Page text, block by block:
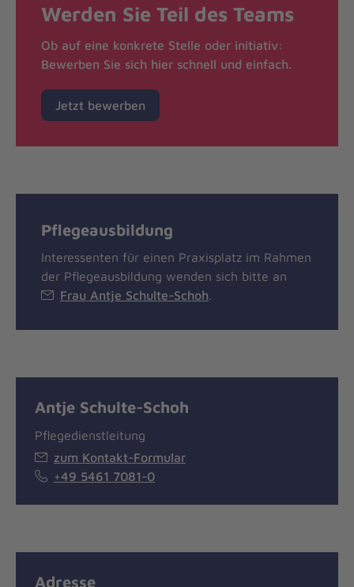
Werden Sie Teil des Teams
Ob auf eine konkrete Stelle oder initiativ:
Bewerben Sie sich hier schnell und einfach.
Jetzt bewerben
Pflegeausbildung
Interessenten für einen Praxisplatz im Rahmen
der Pflegeausbildung wenden sich bitte an
Frau Antje Schulte-Schoh.
Antje Schulte-Schoh
Pflegedienstleitung
zum Kontakt-Formular
+49 5461 7081-0
Adresse